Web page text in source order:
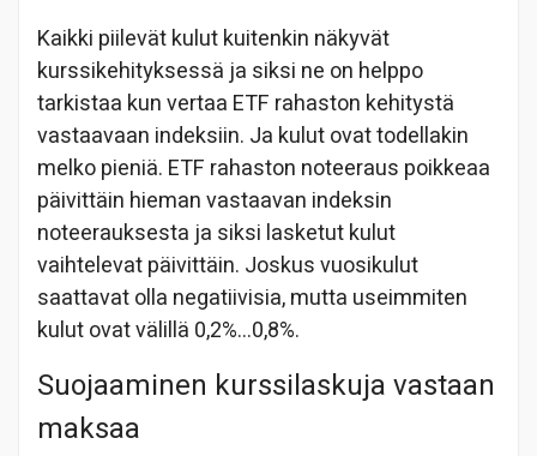
Kaikki piilevät kulut kuitenkin näkyvät
kurssikehityksessä ja siksi ne on helppo
tarkistaa kun vertaa ETF rahaston kehitystä
vastaavaan indeksiin. Ja kulut ovat todellakin
melko pieniä. ETF rahaston noteeraus poikkeaa
päivittäin hieman vastaavan indeksin
noteerauksesta ja siksi lasketut kulut
vaihtelevat päivittäin. Joskus vuosikulut
saattavat olla negatiivisia, mutta useimmiten
kulut ovat välillä 0,2%…0,8%.
Suojaaminen kurssilaskuja vastaan
maksaa